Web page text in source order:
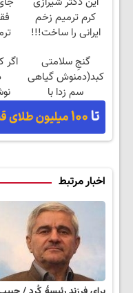
کرم ترمیم زخم
ایرانی را ساخت!!!
گنجِ سلامتی
کبد(دمنوش گیاهی
سم زدا با
اگر
اخبار مرتبط